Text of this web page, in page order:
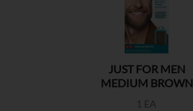
JUST FOR MEN
MEDIUM BROWN
1 EA